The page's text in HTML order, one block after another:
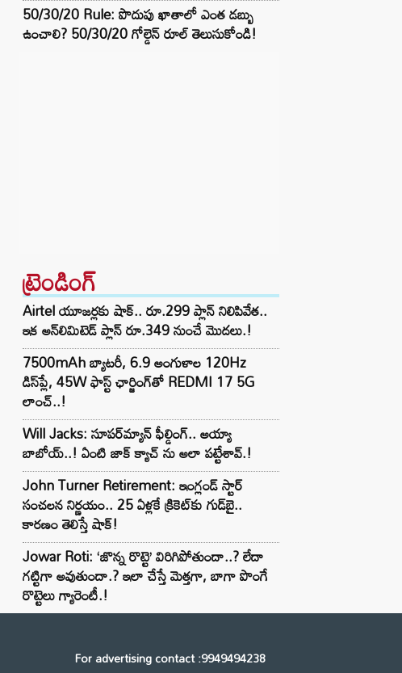
50/30/20 Rule: పొదుపు ఖాతాలో ఎంత డబ్బు
ఉంచాలి? 50/30/20 గోల్డెన్ రూల్ తెలుసుకోండి!
ట్రెండింగ్‌
Airtel యూజర్లకు షాక్.. రూ.299 ప్లాన్ నిలిపివేత..
ఇక అన్‌లిమిటెడ్ ప్లాన్ రూ.349 నుంచే మొదలు.!
7500mAh బ్యాటరీ, 6.9 అంగుళాల 120Hz
డిస్‌ప్లే, 45W ఫాస్ట్ ఛార్జింగ్‌తో REDMI 17 5G
లాంచ్..!
Will Jacks: సూపర్‌మ్యాన్ ఫీల్డింగ్.. అయ్యా
బాబోయ్..! ఏంటి జాక్ క్యాచ్ ను అలా పట్టేశావ్.!
John Turner Retirement: ఇంగ్లండ్ స్టార్
సంచలన నిర్ణయం.. 25 ఏళ్లకే క్రికెట్‌కు గుడ్‌బై..
కారణం తెలిస్తే షాక్!
Jowar Roti: ‘జొన్న రొట్టె’ విరిగిపోతుందా..? లేదా
గట్టిగా అవుతుందా.? ఇలా చేస్తే మెత్తగా, బాగా పొంగే
రొట్టెలు గ్యారెంటీ.!
For advertising contact :9949494238